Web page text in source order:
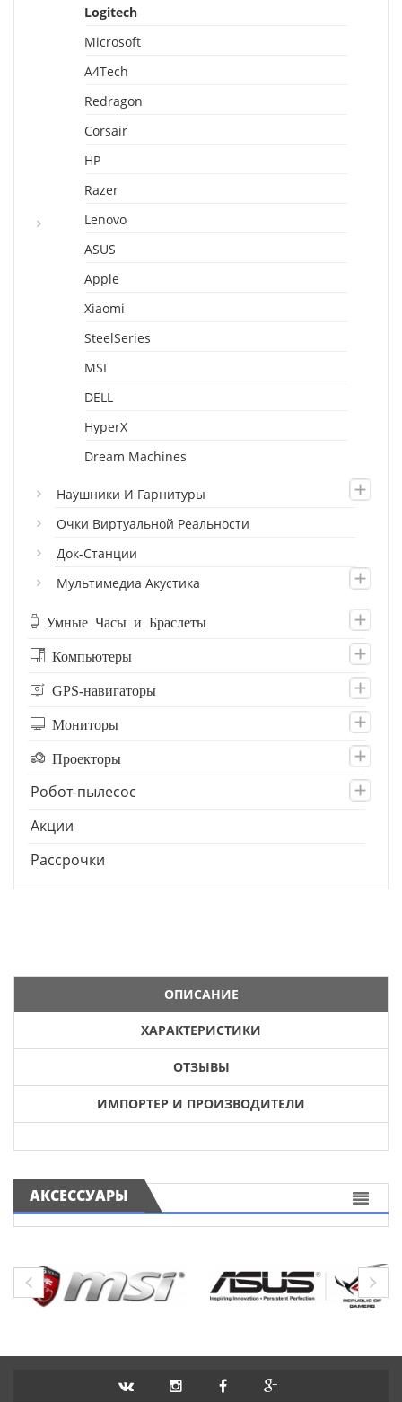
Logitech
Microsoft
A4Tech
Redragon
Corsair
HP
Razer
Lenovo
ASUS
Apple
Xiaomi
SteelSeries
MSI
DELL
HyperX
Dream Machines
Наушники И Гарнитуры
Очки Виртуальной Реальности
Док-Станции
Мультимедиа Акустика
Умные Часы и Браслеты
Компьютеры
GPS-навигаторы
Мониторы
Проекторы
Робот-пылесос
Акции
Рассрочки
ОПИСАНИЕ
ХАРАКТЕРИСТИКИ
ОТЗЫВЫ
ИМПОРТЕР И ПРОИЗВОДИТЕЛИ
АКСЕССУАРЫ